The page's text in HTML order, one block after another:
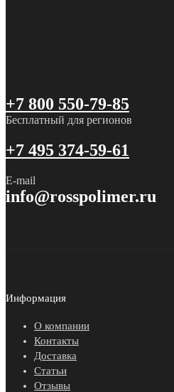
+7 800 550-79-85
Бесплатный для регионов
+7 495 374-59-61
E-mail
info@rosspolimer.ru
Информация
О компании
Контакты
Доставка
Статьи
Отзывы